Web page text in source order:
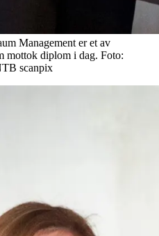
Management er et av
mottok diplom i dag. Foto:
scanpix